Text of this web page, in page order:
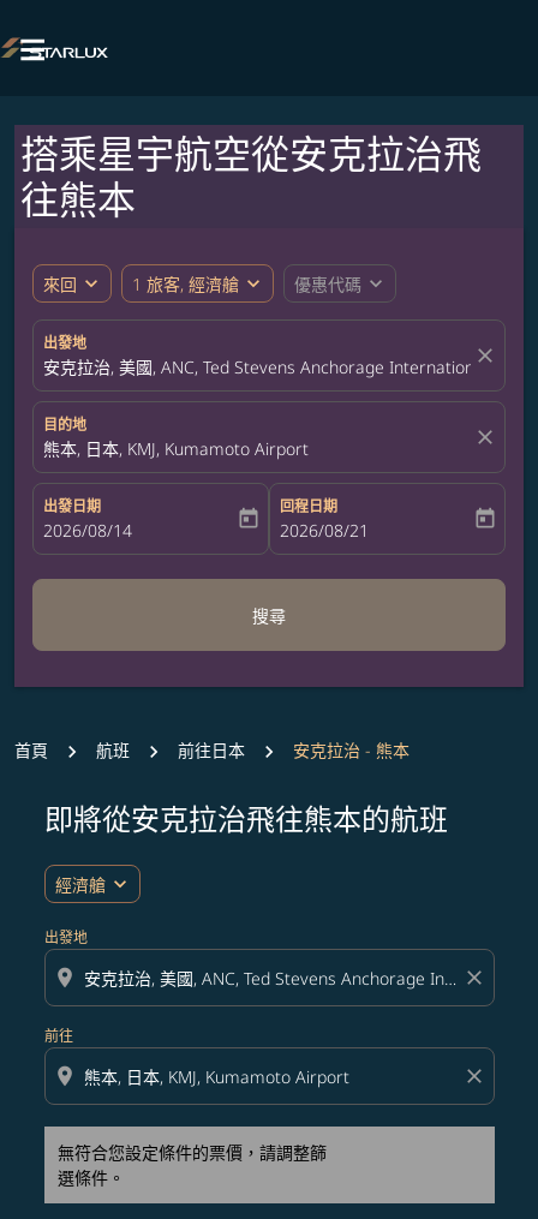

搭乘星宇航空從安克拉治飛
往熊本
來回 expand_more 1 旅客, 經濟艙 expand_more 優惠代碼 expand_more
出發地
安克拉治, 美國, ANC, Ted Stevens Anchorage International
close
目的地
熊本, 日本, KMJ, Kumamoto Airport close
出發日期
fc-booking-departure-date-aria-label
2026/08/14 today
回程日期
fc-booking-return-date-aria-label
2026/08/21 today
搜尋
首頁 航班 前往日本 安克拉治 - 熊本
即將從安克拉治飛往熊本的航班
經濟艙 expand_more
出發地
location_on close
前往
location_on close
無符合您設定條件的票價，請調整篩
選條件。
無符合您設定條件的票價，請調整篩選條件。